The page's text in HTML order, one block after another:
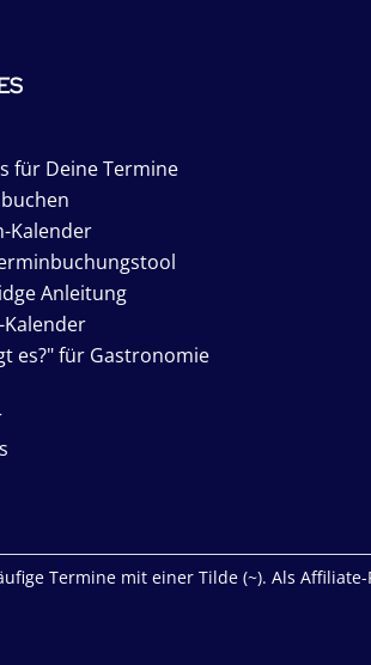
für Deine Termine
Kalender
Anleitung
es?" für Gastronomie
Termine mit einer Tilde (~). Als